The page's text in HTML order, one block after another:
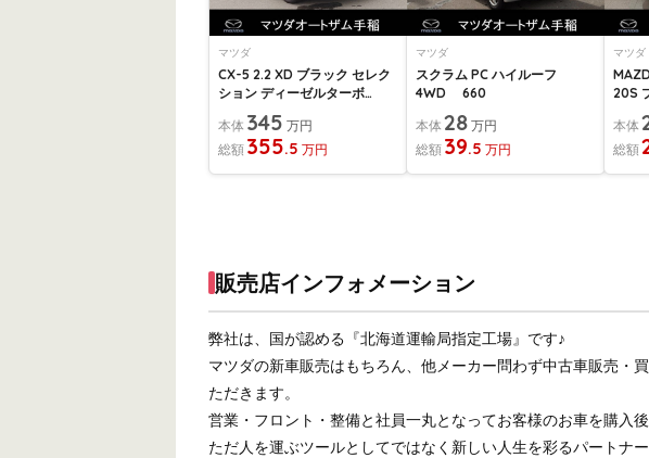
マツダ
CX-5 2.2 XD ブラック セレク
ション ディーゼルターボ
4WD 試乗車...
本体 345 万円
総額 355.5 万円
マツダ
スクラム PC ハイルーフ
4WD 660
本体 28 万円
総額 39.5 万円
マツダ
20S
グ セ
本体
総額
販売店インフォメーション
弊社は、国が認める『北海道運輸局指定工場』です♪
マツダの新車販売はもちろん、他メーカー問わず中古車販売・
ただきます。
営業・フロント・整備と社員一丸となってお客様のお車を購入
ただ人を運ぶツールとしてではなく新しい人生を彩るパートナ